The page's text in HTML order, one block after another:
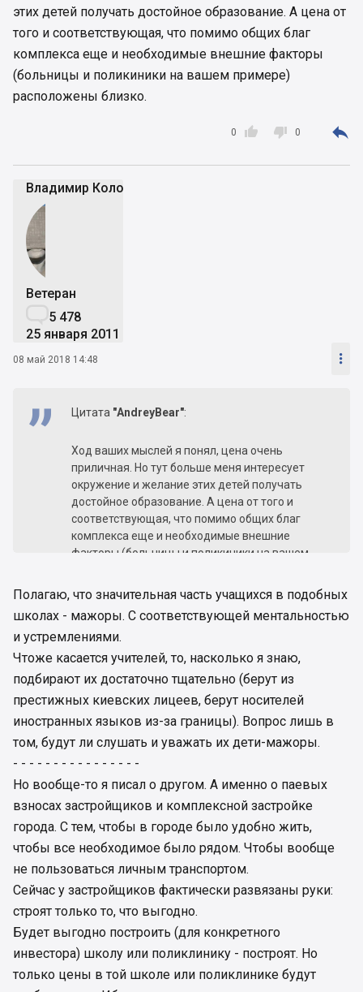
Тысячу долларов в месяц на обучение одного
Но дело ведь не только в деньгах, а и в
контингенте учащихся. А также в уровне их
знаний.
- - - - - - - - - -
рядом находятся государственные больницы и
взрослая). Но они были построены задолго до
Новопечерских Липок. Просто места для
строительства престижных комплексов нужно
этих детей получать достойное образование. А цена от
того и соответствующая, что помимо общих благ
комплекса еще и необходимые внешние факторы
(больницы и поликиники на вашем примере)
расположены близко.

0  0 
Владимир Коломейко
Ветеран
5 478
25 января 2011
08 май 2018 14:48 
Цитата "AndreyBear":
Ход ваших мыслей я понял, цена очень
приличная. Но тут больше меня интересует
окружение и желание этих детей получать
достойное образование. А цена от того и
соответствующая, что помимо общих благ
комплекса еще и необходимые внешние
факторы (больницы и поликиники на вашем
Полагаю, что значительная часть учащихся в подобных
школах - мажоры. С соответствующей ментальностью
и устремлениями.
Чтоже касается учителей, то, насколько я знаю,
подбирают их достаточно тщательно (берут из
престижных киевских лицеев, берут носителей
иностранных языков из-за границы). Вопрос лишь в
том, будут ли слушать и уважать их дети-мажоры.
- - - - - - - - - - - - - - - -
Но вообще-то я писал о другом. А именно о паевых
взносах застройщиков и комплексной застройке
города. С тем, чтобы в городе было удобно жить,
чтобы все необходимое было рядом. Чтобы вообще
не пользоваться личным транспортом.
Сейчас у застройщиков фактически развязаны руки:
строят только то, что выгодно.
Будет выгодно построить (для конкретного
инвестора) школу или поликлинику - построят. Но
только цены в той школе или поликлинике будут